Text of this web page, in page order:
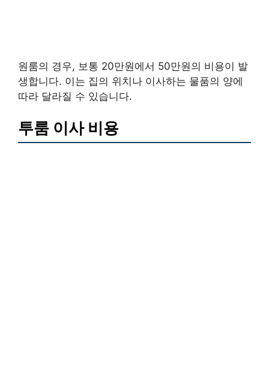
원룸의 경우, 보통 20만원에서 50만원의 비용이 발
생합니다. 이는 집의 위치나 이사하는 물품의 양에
따라 달라질 수 있습니다.
투룸 이사 비용